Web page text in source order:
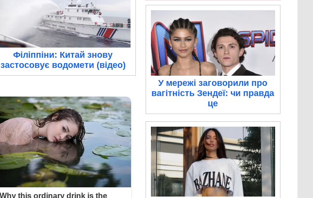
Філіппіни: Китай знову
застосовує водомети (відео)
У мережі заговорили про
вагітність Зендеї: чи правда
це